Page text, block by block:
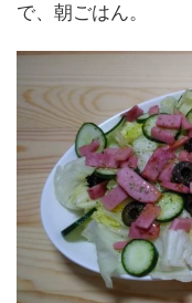
で、朝ごはん。